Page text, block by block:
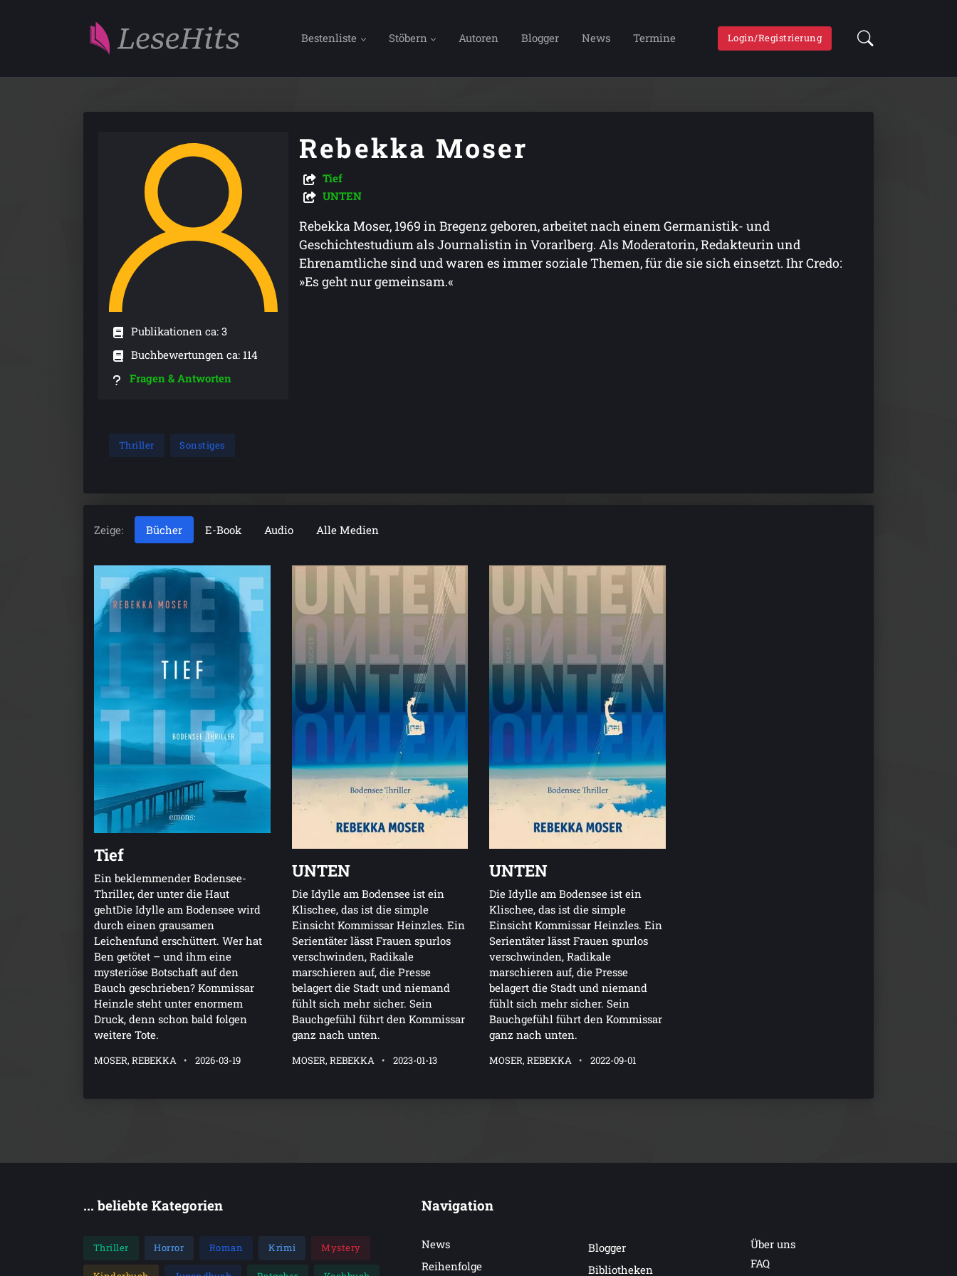
Bestenliste Stöbern Autoren Blogger News Termine Login/Registrierung
Publikationen ca: 3
Buchbewertungen ca: 114
Fragen & Antworten
Rebekka Moser
Tief
UNTEN
Rebekka Moser, 1969 in Bregenz geboren, arbeitet nach einem Germanistik- und
Geschichtestudium als Journalistin in Vorarlberg. Als Moderatorin, Redakteurin und
Ehrenamtliche sind und waren es immer soziale Themen, für die sie sich einsetzt. Ihr Credo:
»Es geht nur gemeinsam.«
Thriller Sonstiges
Zeige: Bücher E-Book Audio Alle Medien
Tief
Ein beklemmender Bodensee-
Thriller, der unter die Haut
gehtDie Idylle am Bodensee wird
durch einen grausamen
Leichenfund erschüttert. Wer hat
Ben getötet – und ihm eine
mysteriöse Botschaft auf den
Bauch geschrieben? Kommissar
Heinzle steht unter enormem
Druck, denn schon bald folgen
weitere Tote.
MOSER, REBEKKA 2026-03-19
UNTEN
Die Idylle am Bodensee ist ein
Klischee, das ist die simple
Einsicht Kommissar Heinzles. Ein
Serientäter lässt Frauen spurlos
verschwinden, Radikale
marschieren auf, die Presse
belagert die Stadt und niemand
fühlt sich mehr sicher. Sein
Bauchgefühl führt den Kommissar
ganz nach unten.
MOSER, REBEKKA 2023-01-13
UNTEN
Die Idylle am Bodensee ist ein
Klischee, das ist die simple
Einsicht Kommissar Heinzles. Ein
Serientäter lässt Frauen spurlos
verschwinden, Radikale
marschieren auf, die Presse
belagert die Stadt und niemand
fühlt sich mehr sicher. Sein
Bauchgefühl führt den Kommissar
ganz nach unten.
MOSER, REBEKKA 2022-09-01
... beliebte Kategorien
Thriller Horror Roman Krimi Mystery
Navigation
News
Reihenfolge
Blogger
Bibliotheken
Über uns
FAQ